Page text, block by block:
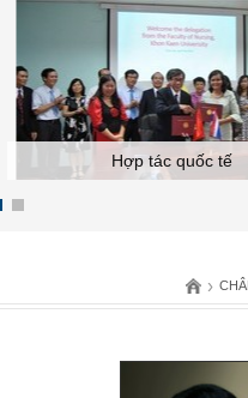
Hợp tác quốc tế
›